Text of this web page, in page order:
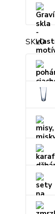
SKLO